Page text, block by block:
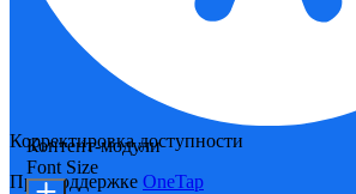
Корректировка доступности
При поддержке OneTap
Контент-модули
Font Size